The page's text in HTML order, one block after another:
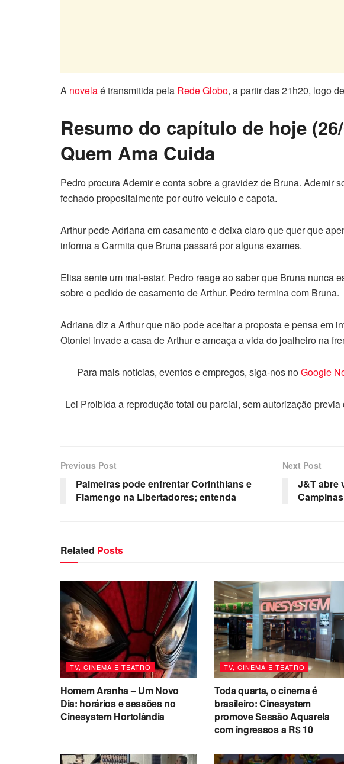
A novelaé transmitida pela Rede Globo, a partir das 21h20, logo
Resumo do capítulo de hoje
Quem Ama Cuida
Pedro procura Ademir e conta sobre a gravidez de Bruna. Ademir
fechado propositalmente por outro veículo e capota.
Arthur pede Adriana em casamento e deixa claro que quer que
informa a Carmita que Bruna passará por alguns exames.
Elisa sente um mal-estar. Pedro reage ao saber que Bruna nunca
sobre o pedido de casamento de Arthur. Pedro termina com Bruna.
Adriana diz a Arthur que não pode aceitar a proposta e pensa em
Otoniel invade a casa de Arthur e ameaça a vida do joalheiro na
Para mais notícias, eventos e empregos, siga-nos noGoogle
Lei Proibida a reprodução total ou parcial, sem autorização previa
Previous Post
Palmeiras pode enfrentar Corinthians e
Flamengo na Libertadores; entenda
Next Post
J&T abre
Campinas
Related Posts
TV, CINEMA E TEATRO
Homem Aranha – Um Novo
Dia: horários e sessões no
Cinesystem Hortolândia
TV, CINEMA E TEATRO
Toda quarta, o cinema é
brasileiro: Cinesystem
promove Sessão Aquarela
com ingressos a R$ 10